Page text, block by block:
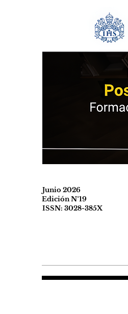
Junio 2026
Edición N°19
ISSN: 3028-385X